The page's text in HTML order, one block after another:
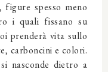
spesso meno
i quali fissano su
prenderà vita sullo
carboncini e colori.
nasconde dietro a